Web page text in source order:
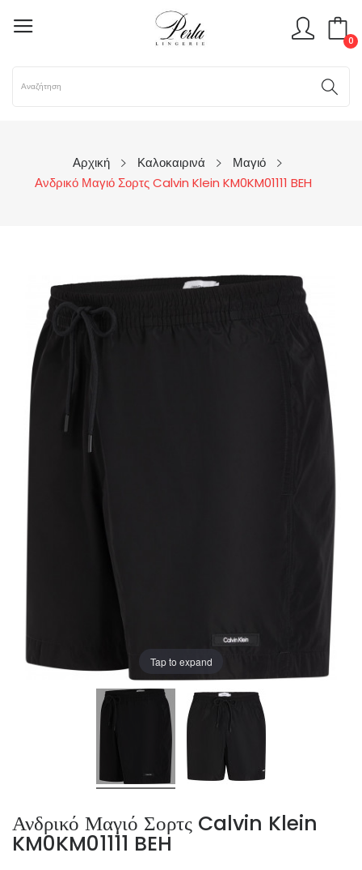
0
Αρχική Καλοκαιρινά
Μαγιό
Ανδρικό Μαγιό Σορτς Calvin Klein KM0KM01111 BEH
Tap to expand
Ανδρικό Μαγιό Σορτς Calvin Klein
KM0KM01111 BEH